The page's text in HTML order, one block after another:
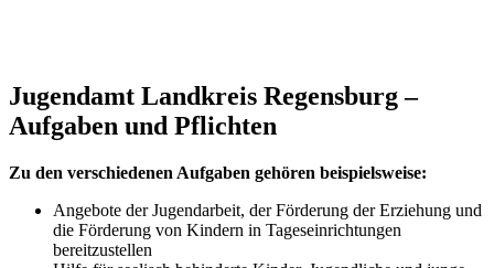
Jugendamt Landkreis Regensburg –
Aufgaben und Pflichten
Zu den verschiedenen Aufgaben gehören beispielsweise:
Angebote der Jugendarbeit, der Förderung der Erziehung und
die Förderung von Kindern in Tageseinrichtungen
bereitzustellen